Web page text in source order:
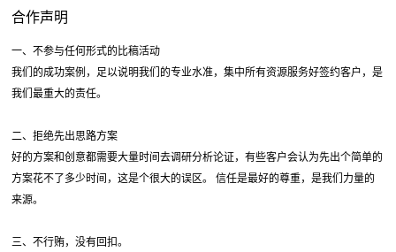
合作声明
一、不参与任何形式的比稿活动
我们的成功案例，足以说明我们的专业水准，集中所有资源服务好签约客户，是
我们最重大的责任。
二、拒绝先出思路方案
好的方案和创意都需要大量时间去调研分析论证，有些客户会认为先出个简单的
方案花不了多少时间，这是个很大的误区。 信任是最好的尊重，是我们力量的
来源。
三、不行贿，没有回扣。